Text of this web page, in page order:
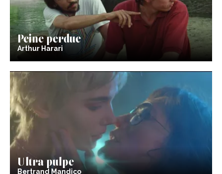
Peine perdue
Arthur Harari
Ultra pulpe
Bertrand Mandico